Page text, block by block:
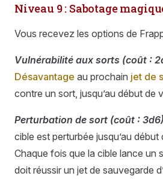
Niveau 9 : Sabotage
Vous recevez les options de
Vulnérabilité aux sorts (coût :
Désavantage au prochain jet de
contre un sort, jusqu’au début de
Perturbation de sort (coût :
cible est perturbée jusqu’au
Chaque fois que la cible lance un
doit réussir un jet de sauvegarde